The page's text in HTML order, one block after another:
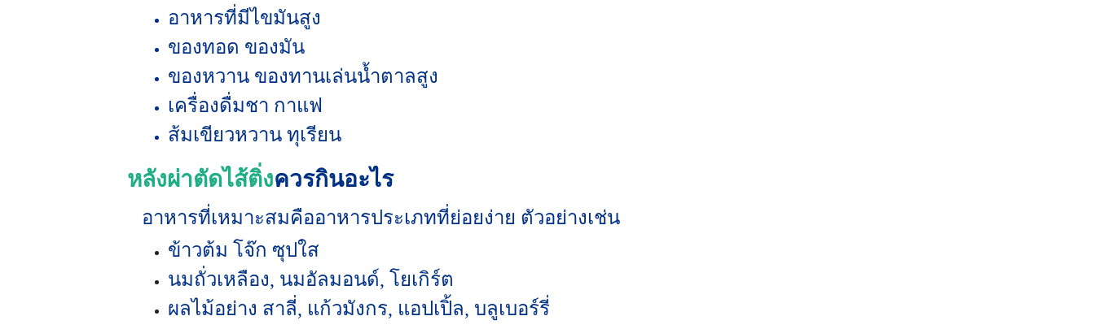
อาหารที่มีไขมันสูง
ของทอด ของมัน
ของหวาน ของทานเล่นน้ำตาลสูง
เครื่องดื่มชา กาแฟ
ส้มเขียวหวาน ทุเรียน
หลังผ่าตัดไส้ติ่งควรกินอะไร
อาหารที่เหมาะสมคืออาหารประเภทที่ย่อยง่าย ตัวอย่างเช่น
ข้าวต้ม โจ๊ก ซุปใส
นมถั่วเหลือง, นมอัลมอนด์, โยเกิร์ต
ผลไม้อย่าง สาลี่, แก้วมังกร, แอปเปิ้ล, บลูเบอร์รี่